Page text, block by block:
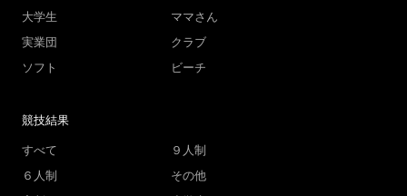
大学生
ママさん
実業団
クラブ
ソフト
ビーチ
競技結果
すべて
９人制
６人制
その他